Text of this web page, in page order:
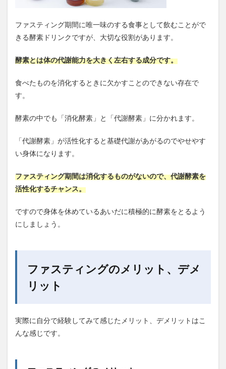
ファスティング期間に唯一味のする食事として飲むことがで
きる酵素ドリンクですが、大切な役割があります。
酵素とは体の代謝能力を大きく左右する成分です。
食べたものを消化するときに欠かすことのできない存在で
す。
酵素の中でも「消化酵素」と「代謝酵素」に分かれます。
「代謝酵素」が活性化すると基礎代謝があがるのでやせやす
い身体になります。
ファスティング期間は消化するものがないので、代謝酵素を
活性化するチャンス。
ですので身体を休めているあいだに積極的に酵素をとるよう
にしましょう。
ファスティングのメリット、デメ
リット
実際に自分で経験してみて感じたメリット、デメリットはこ
んな感じです。